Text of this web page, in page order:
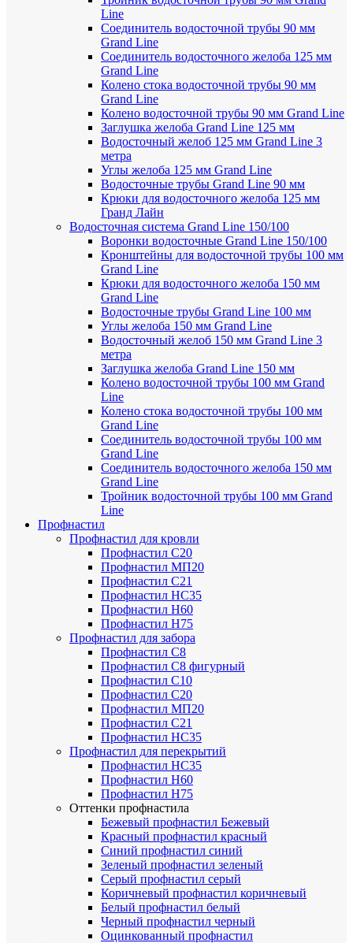
Line
Соединитель водосточной трубы 90 мм
Grand Line
Соединитель водосточного желоба 125 мм
Grand Line
Колено стока водосточной трубы 90 мм
Grand Line
Колено водосточной трубы 90 мм Grand Line
Заглушка желоба Grand Line 125 мм
Водосточный желоб 125 мм Grand Line 3
метра
Углы желоба 125 мм Grand Line
Водосточные трубы Grand Line 90 мм
Крюки для водосточного желоба 125 мм
Гранд Лайн
Водосточная система Grand Line 150/100
Воронки водосточные Grand Line 150/100
Кронштейны для водосточной трубы 100 мм
Grand Line
Крюки для водосточного желоба 150 мм
Grand Line
Водосточные трубы Grand Line 100 мм
Углы желоба 150 мм Grand Line
Водосточный желоб 150 мм Grand Line 3
метра
Заглушка желоба Grand Line 150 мм
Колено водосточной трубы 100 мм Grand
Line
Колено стока водосточной трубы 100 мм
Grand Line
Соединитель водосточной трубы 100 мм
Grand Line
Соединитель водосточного желоба 150 мм
Grand Line
Тройник водосточной трубы 100 мм Grand
Line
Профнастил
Профнастил для кровли
Профнастил С20
Профнастил МП20
Профнастил С21
Профнастил НС35
Профнастил Н60
Профнастил Н75
Профнастил для забора
Профнастил С8
Профнастил С8 фигурный
Профнастил С10
Профнастил С20
Профнастил МП20
Профнастил С21
Профнастил НС35
Профнастил для перекрытий
Профнастил НС35
Профнастил Н60
Профнастил Н75
Оттенки профнастила
Бежевый профнастил Бежевый
Красный профнастил красный
Синий профнастил синий
Зеленый профнастил зеленый
Серый профнастил серый
Коричневый профнастил коричневый
Белый профнастил белый
Черный профнастил черный
Оцинкованный профнастил